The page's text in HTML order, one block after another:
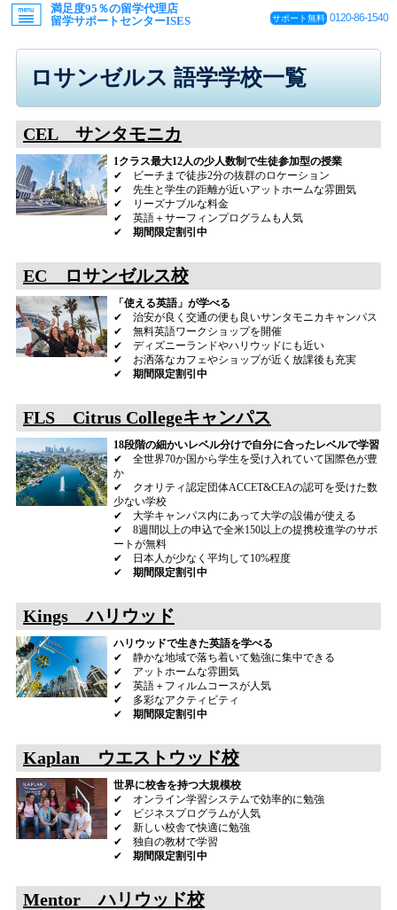
満足度95％の留学代理店
留学サポートセンターISES
サポート無料 0120-86-1540
ロサンゼルス 語学学校一覧
CEL サンタモニカ
1クラス最大12人の少人数制で生徒参加型の授業
✔ ビーチまで徒歩2分の抜群のロケーション
✔ 先生と学生の距離が近いアットホームな雰囲気
✔ リーズナブルな料金
✔ 英語＋サーフィンプログラムも人気
✔期間限定割引中
EC ロサンゼルス校
「使える英語」が学べる
✔ 治安が良く交通の便も良いサンタモニカキャンパス
✔ 無料英語ワークショップを開催
✔ ディズニーランドやハリウッドにも近い
✔ お洒落なカフェやショップが近く放課後も充実
✔期間限定割引中
FLS Citrus Collegeキャンパス
18段階の細かいレベル分けで自分に合ったレベルで学習
✔ 全世界70か国から学生を受け入れていて国際色が豊
か
✔ クオリティ認定団体ACCET&CEAの認可を受けた数
少ない学校
✔ 大学キャンパス内にあって大学の設備が使える
✔ 8週間以上の申込で全米150以上の提携校進学のサポ
ートが無料
✔ 日本人が少なく平均して10%程度
✔期間限定割引中
Kings ハリウッド
ハリウッドで生きた英語を学べる
✔ 静かな地域で落ち着いて勉強に集中できる
✔ アットホームな雰囲気
✔ 英語＋フィルムコースが人気
✔ 多彩なアクティビティ
✔期間限定割引中
Kaplan ウエストウッド校
世界に校舎を持つ大規模校
✔ オンライン学習システムで効率的に勉強
✔ ビジネスプログラムが人気
✔ 新しい校舎で快適に勉強
✔ 独自の教材で学習
✔期間限定割引中
Mentor ハリウッド校